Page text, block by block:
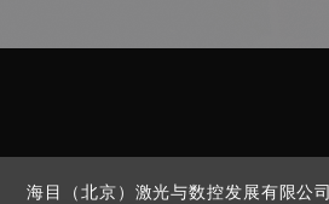
海目（北京）激光与数控发展有限公司